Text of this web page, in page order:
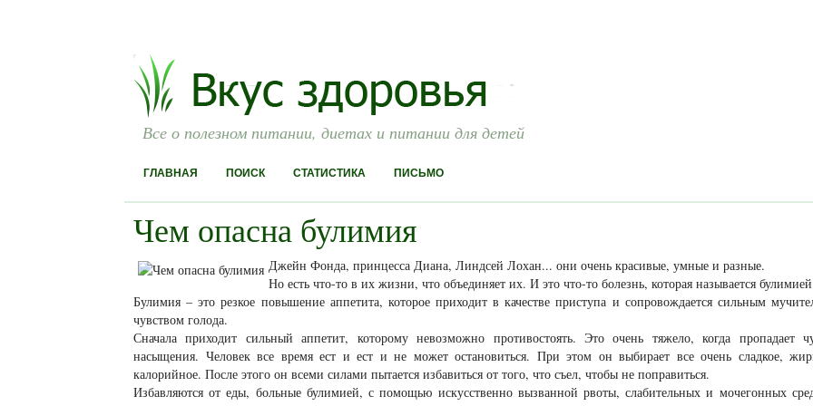
Все о полезном питании, диетах и питании для детей
ГЛАВНАЯ ПОИСК СТАТИСТИКА ПИСЬМО
Чем опасна булимия
Джейн Фонда, принцесса Диана, Линдсей Лохан... они очень красивые, умные и разные.
Но есть что-то в их жизни, что объединяет их. И это что-то болезнь, которая называется
Булимия – это резкое повышение аппетита, которое приходит в качестве приступа и сопровождается сильным
чувством голода.
Сначала приходит сильный аппетит, которому невозможно противостоять. Это очень тяжело, когда пропадает
насыщения. Человек все время ест и ест и не может остановиться. При этом он выбирает все очень сладкое,
калорийное. После этого он всеми силами пытается избавиться от того, что съел, чтобы не поправиться.
Избавляются от еды, больные булимией, с помощью искусственно вызванной рвоты, слабительных и мочегонных